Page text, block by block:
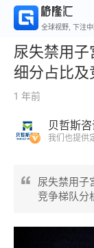
全球视野, 下注中
尿失禁用子
细分占比及
1 年前
贝哲斯咨
我们也提供
尿失禁用子
竞争梯队分